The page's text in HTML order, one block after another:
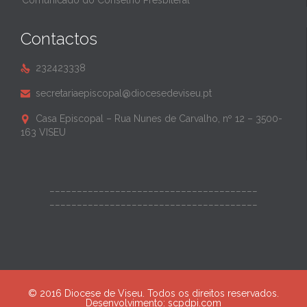
Contactos
 232423338
 secretariaepiscopal@diocesedeviseu.pt

Casa Episcopal – Rua Nunes de Carvalho, nº 12 – 3500-
163 VISEU
© 2016 Diocese de Viseu. Todos os direitos reservados.
Desenvolvimento: scpdpi.com